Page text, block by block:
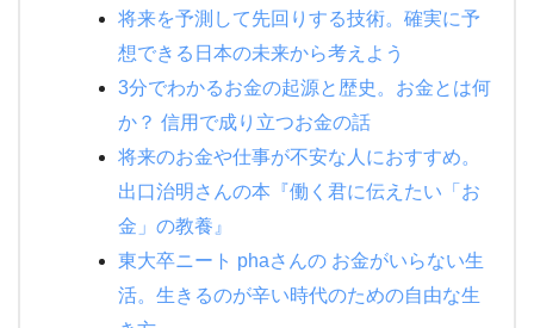
将来を予測して先回りする技術。確実に予
想できる日本の未来から考えよう
3分でわかるお金の起源と歴史。お金とは何
か？ 信用で成り立つお金の話
将来のお金や仕事が不安な人におすすめ。
出口治明さんの本『働く君に伝えたい「お
金」の教養』
東大卒ニート phaさんの お金がいらない生
活。生きるのが辛い時代のための自由な生